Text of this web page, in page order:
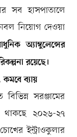
সব হাসপাতালে
নিয়োগ দেওয়া
অ্যাম্বুলেন্সের
রয়েছে।
কমবে ব্যায়
বিভিন্ন সরঞ্জামের
২০২৬-২৭
ইন্ট্রাওকুলার